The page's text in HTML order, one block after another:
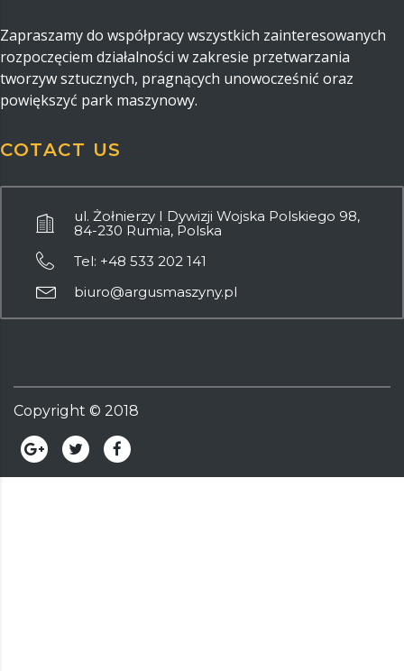
Zapraszamy do współpracy wszystkich zainteresowanych
rozpoczęciem działalności w zakresie przetwarzania
tworzyw sztucznych, pragnących unowocześnić oraz
powiększyć park maszynowy.
COTACT US
ul. Żołnierzy I Dywizji Wojska Polskiego 98,
84-230 Rumia, Polska
Tel: +48 533 202 141
biuro@argusmaszyny.pl
Copyright © 2018